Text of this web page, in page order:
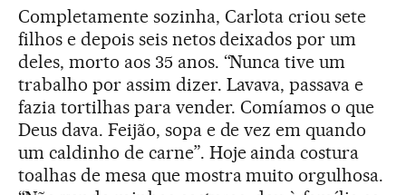
Completamente sozinha, Carlota criou sete
filhos e depois seis netos deixados por um
deles, morto aos 35 anos. “Nunca tive um
trabalho por assim dizer. Lavava, passava e
fazia tortilhas para vender. Comíamos o que
Deus dava. Feijão, sopa e de vez em quando
um caldinho de carne”. Hoje ainda costura
toalhas de mesa que mostra muito orgulhosa.